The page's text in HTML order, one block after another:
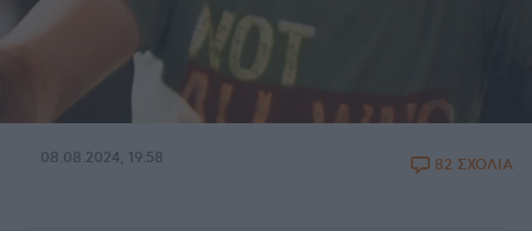
08.08.2024, 19:58 82 ΣΧΟΛΙΑ